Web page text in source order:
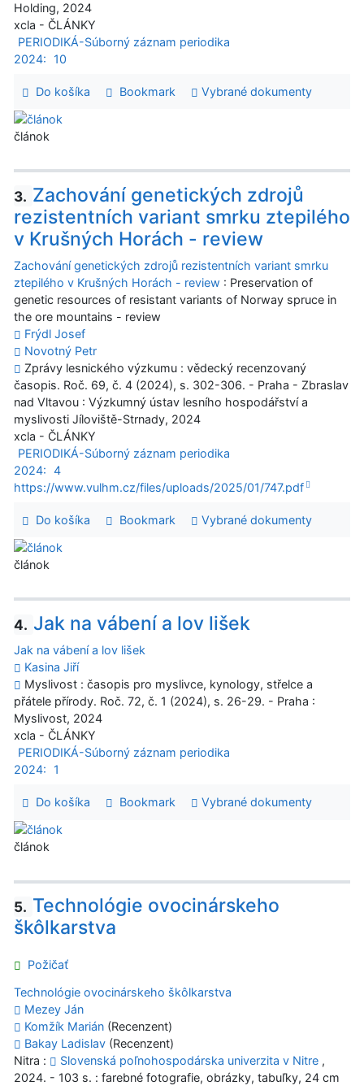
Holding, 2024
xcla - ČLÁNKY
PERIODIKÁ-Súborný záznam periodika
2024:
10
Do košíka Bookmark Vybrané dokumenty
článok
3. Zachování genetických zdrojů
rezistentních variant smrku ztepilého
v Krušných Horách - review
Zachování genetických zdrojů rezistentních variant smrku
ztepilého v Krušných Horách - review : Preservation of
genetic resources of resistant variants of Norway spruce in
the ore mountains - review
Frýdl Josef
Novotný Petr
Zprávy lesnického výzkumu : vědecký recenzovaný
časopis. Roč. 69, č. 4 (2024), s. 302-306. - Praha - Zbraslav
nad Vltavou : Výzkumný ústav lesního hospodářství a
myslivosti Jíloviště-Strnady, 2024
xcla - ČLÁNKY
PERIODIKÁ-Súborný záznam periodika
2024: 4
https://www.vulhm.cz/files/uploads/2025/01/747.pdf
Do košíka Bookmark Vybrané dokumenty
článok
4. Jak na vábení a lov lišek
Jak na vábení a lov lišek
Kasina Jiří
Myslivost : časopis pro myslivce, kynology, střelce a
přátele přírody. Roč. 72, č. 1 (2024), s. 26-29. - Praha :
Myslivost, 2024
xcla - ČLÁNKY
PERIODIKÁ-Súborný záznam periodika
2024:
1
Do košíka Bookmark Vybrané dokumenty
článok
5. Technológie ovocinárskeho
škôlkarstva
Požičať
Technológie ovocinárskeho škôlkarstva
Mezey Ján
Komžík Marián (Recenzent)
Bakay Ladislav (Recenzent)
Nitra :
Slovenská poľnohospodárska univerzita v Nitre ,
2024. - 103 s. : farebné fotografie, obrázky, tabuľky, 24 cm